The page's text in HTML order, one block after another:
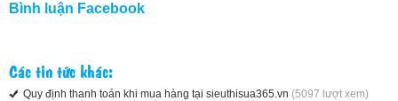
Bình luận Facebook
Các tin tức khác:
Quy định thanh toán khi mua hàng tại sieuthisua365.vn (5097 lượt xem)